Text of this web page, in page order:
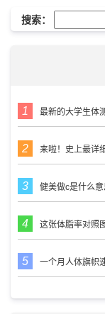
搜索：
最新的大学生体
来啦！史上最详
健美做c是什么意
这张体脂率对照
一个月人体旗帜